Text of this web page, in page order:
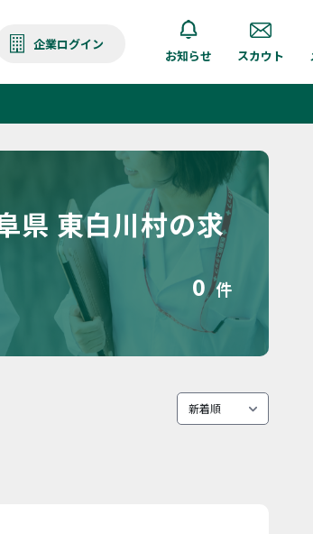
企業ログイン
お知らせ スカウト
県 東白川村の求
0 件